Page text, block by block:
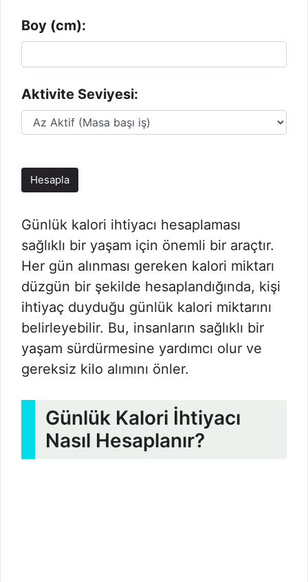
Boy (cm):
Aktivite Seviyesi:
Hesapla
Günlük kalori ihtiyacı hesaplaması
sağlıklı bir yaşam için önemli bir araçtır.
Her gün alınması gereken kalori miktarı
düzgün bir şekilde hesaplandığında, kişi
ihtiyaç duyduğu günlük kalori miktarını
belirleyebilir. Bu, insanların sağlıklı bir
yaşam sürdürmesine yardımcı olur ve
gereksiz kilo alımını önler.
Günlük Kalori İhtiyacı
Nasıl Hesaplanır?